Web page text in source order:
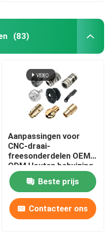
(83)
Aanpassingen voor
CNC-draai-
freesonderdelen OEM
ODM Houten behuizing
Beste prijs
Contacteer ons